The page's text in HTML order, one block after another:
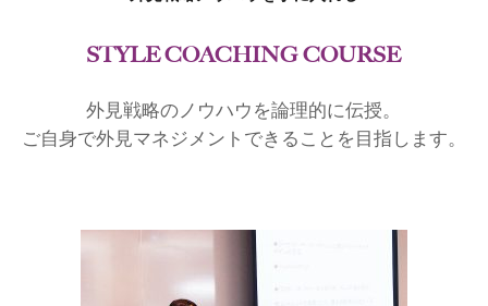
STYLE COACHING COURSE
外見戦略のノウハウを論理的に伝授。
ご自身で外見マネジメントできることを目指します。